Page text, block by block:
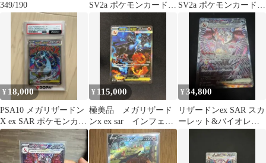
349/190
SV2a ポケモンカード
SV2a ポケモンカード
151 201/165
¥ 18,000
PSA10 メガリザードン
X ex SAR ポケモンカー
ド
¥ 115,000
極美品 メガリザード
ンx ex sar インフェル
ノx ポケモンカードゲ
¥34,800
リザードンex SAR スカ
ーレット&バイオレッ